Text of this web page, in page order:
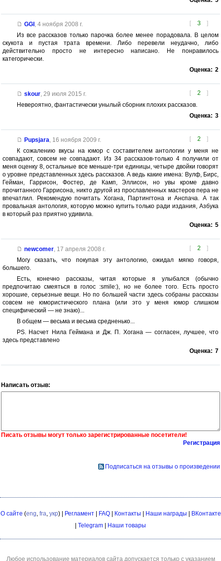
[ 3 ]
GGI , 4 ноября 2008 г.
Из все рассказов только парочка более менее порадовала. В целом
скукота и пустая трата времени. Либо перевели неудачно, либо
действительно просто не интересно написано. Не понравилось
категорически.
Оценка: 2
[ 2 ]
skour, 29 июля 2015 г.
Невероятно, фантастически унылый сборник плохих рассказов.
Оценка: 3
[ 2 ]
Pupsjara, 16 ноября 2009 г.
К сожалению вкусы на юмор с составителем антологии у меня не
совпадают, совсем не совпадают. Из 34 рассказов-только 4 получили от
меня оценку 8, остальные все меньше-три единицы, четыре двойки говорят
о уровне представленных здесь рассказов. А ведь какие имена: Вулф, Бирс,
Гейман, Гаррисон, Фостер, де Камп, Эллисон, но увы кроме давно
прочитанного Гаррисона, никто другой из прославленных мастеров пера не
впечатлил. Рекомендую почитать Хогана, Партингтона и Анспача. А так
провальная антология, которую можно купить только ради издания, Азбука
в который раз приятно удивила.
Оценка: 5
[ 2 ]
newcomer, 17 апреля 2008 г.
Могу сказать, что покупая эту антологию, ожидал мягко говоря,
большего.
Есть, конечно рассказы, читая которые я улыбался (обычно
предпочитаю смеяться в голос :smile:), но не более того. Есть просто
хорошие, серьезные вещи. Но по большей части здесь собраны рассказы
совсем не юмористического плана (или это у меня юмор слишком
специфический — не знаю)...
В общем — весьма и весьма средненько...
PS. Насчет Нила Геймана и Дж. П. Хогана — согласен, лучшее, что
здесь представлено
Оценка: 7
Написать отзыв:
Писать отзывы могут только зарегистрированные посетители!
Регистрация
Подписаться на отзывы о произведении
О сайте (eng, fra, укр) | Регламент| FAQ| Контакты Наши награды
ВКонтакте
Telegram Наши товары
Любое использование материалов сайта допускается только с указанием